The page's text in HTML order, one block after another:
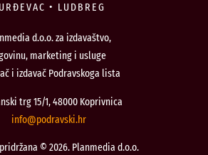
• LUDBREG
d.o.o. za izdavaštvo,
marketing i usluge
i izdavač Podravskoga lista
trg 15/1, 48000 Koprivnica
rh.iksvardop
@ofni
© 2026. Planmedia d.o.o.